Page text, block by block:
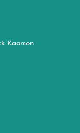
Kaarsen